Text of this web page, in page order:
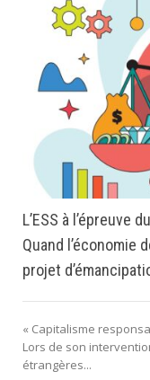
L’ESS à l’épreuve
Quand l’économie
projet
« Capitalisme
Lors de son
étrangères...